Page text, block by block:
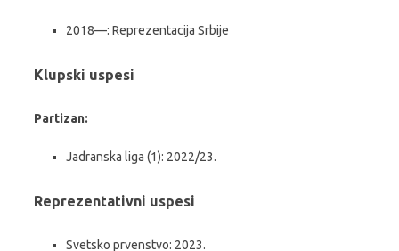
2018—: Reprezentacija Srbije
Klupski uspesi
Partizan:
Jadranska liga (1): 2022/23.
Reprezentativni uspesi
Svetsko prvenstvo: 2023.